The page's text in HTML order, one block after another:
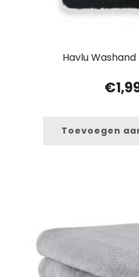
Havlu
€
Toevoegen